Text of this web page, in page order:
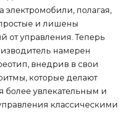
электромобили, полагая,
и лишены
от управления. Теперь
намерен
внедрив в свои
которые делают
более увлекательным и
классическими